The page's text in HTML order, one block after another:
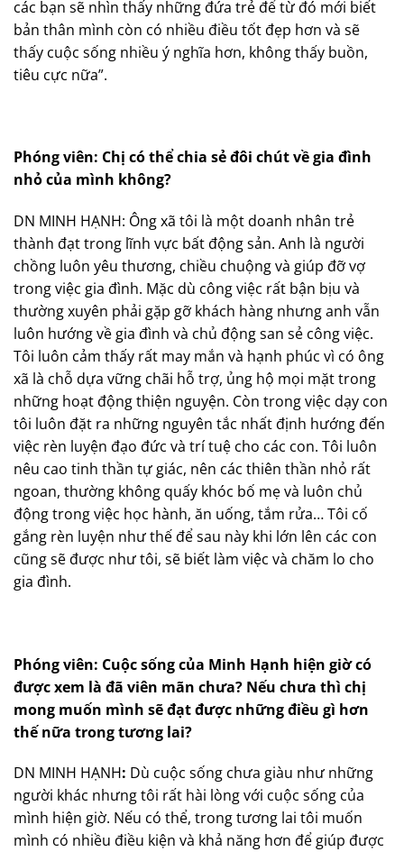
các bạn sẽ nhìn thấy những đứa trẻ để từ đó mới biết
bản thân mình còn có nhiều điều tốt đẹp hơn và sẽ
thấy cuộc sống nhiều ý nghĩa hơn, không thấy buồn,
tiêu cực nữa”.
Phóng viên: Chị có thể chia sẻ đôi chút về gia đình
nhỏ của mình không?
DN MINH HẠNH: Ông xã tôi là một doanh nhân trẻ
thành đạt trong lĩnh vực bất động sản. Anh là người
chồng luôn yêu thương, chiều chuộng và giúp đỡ vợ
trong việc gia đình. Mặc dù công việc rất bận bịu và
thường xuyên phải gặp gỡ khách hàng nhưng anh vẫn
luôn hướng về gia đình và chủ động san sẻ công việc.
Tôi luôn cảm thấy rất may mắn và hạnh phúc vì có ông
xã là chỗ dựa vững chãi hỗ trợ, ủng hộ mọi mặt trong
những hoạt động thiện nguyện. Còn trong việc dạy con
tôi luôn đặt ra những nguyên tắc nhất định hướng đến
việc rèn luyện đạo đức và trí tuệ cho các con. Tôi luôn
nêu cao tinh thần tự giác, nên các thiên thần nhỏ rất
ngoan, thường không quấy khóc bố mẹ và luôn chủ
động trong việc học hành, ăn uống, tắm rửa… Tôi cố
gắng rèn luyện như thế để sau này khi lớn lên các con
cũng sẽ được như tôi, sẽ biết làm việc và chăm lo cho
gia đình.
Phóng viên: Cuộc sống của Minh Hạnh hiện giờ có
được xem là đã viên mãn chưa? Nếu chưa thì chị
mong muốn mình sẽ đạt được những điều gì hơn
thế nữa trong tương lai?
DN MINH HẠNH: Dù cuộc sống chưa giàu như những
người khác nhưng tôi rất hài lòng với cuộc sống của
mình hiện giờ. Nếu có thể, trong tương lai tôi muốn
mình có nhiều điều kiện và khả năng hơn để giúp được